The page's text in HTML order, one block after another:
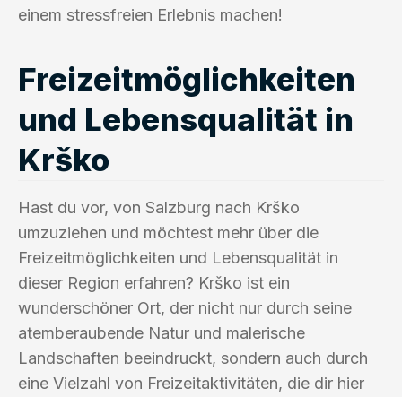
einem stressfreien Erlebnis machen!
Freizeitmöglichkeiten
und Lebensqualität in
Krško
Hast du vor, von Salzburg nach Krško
umzuziehen und möchtest mehr über die
Freizeitmöglichkeiten und Lebensqualität in
dieser Region erfahren? Krško ist ein
wunderschöner Ort, der nicht nur durch seine
atemberaubende Natur und malerische
Landschaften beeindruckt, sondern auch durch
eine Vielzahl von Freizeitaktivitäten, die dir hier